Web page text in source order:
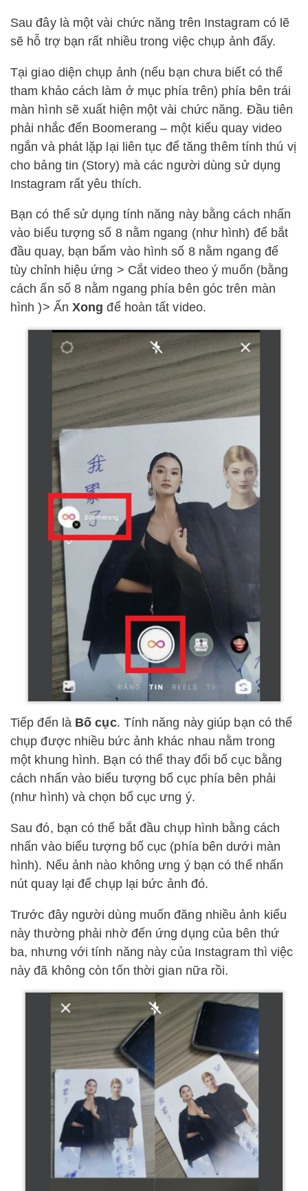
Sau đây là một vài chức năng trên Instagram có lẽ
sẽ hỗ trợ bạn rất nhiều trong việc chụp ảnh đấy.
Tại giao diện chụp ảnh (nếu bạn chưa biết có thể
tham khảo cách làm ở mục phía trên) phía bên trái
màn hình sẽ xuất hiện một vài chức năng. Đầu tiên
phải nhắc đến Boomerang – một kiểu quay video
ngắn và phát lặp lại liên tục để tăng thêm tính thú vị
cho bảng tin (Story) mà các người dùng sử dụng
Instagram rất yêu thích.
Bạn có thể sử dụng tính năng này bằng cách nhấn
vào biểu tượng số 8 nằm ngang (như hình) để bắt
đầu quay, bạn bấm vào hình số 8 nằm ngang để
tùy chỉnh hiệu ứng > Cắt video theo ý muốn (bằng
cách ấn số 8 nằm ngang phía bên góc trên màn
hình )> Ấn Xong để hoàn tất video.
Tiếp đến là Bố cục. Tính năng này giúp bạn có thể
chụp được nhiều bức ảnh khác nhau nằm trong
một khung hình. Bạn có thể thay đổi bố cục bằng
cách nhấn vào biểu tượng bố cục phía bên phải
(như hình) và chọn bố cục ưng ý.
Sau đó, bạn có thể bắt đầu chụp hình bằng cách
nhấn vào biểu tượng bố cục (phía bên dưới màn
hình). Nếu ảnh nào không ưng ý bạn có thể nhấn
nút quay lại để chụp lại bức ảnh đó.
Trước đây người dùng muốn đăng nhiều ảnh kiểu
này thường phải nhờ đến ứng dụng của bên thứ
ba, nhưng với tính năng này của Instagram thì việc
này đã không còn tốn thời gian nữa rồi.